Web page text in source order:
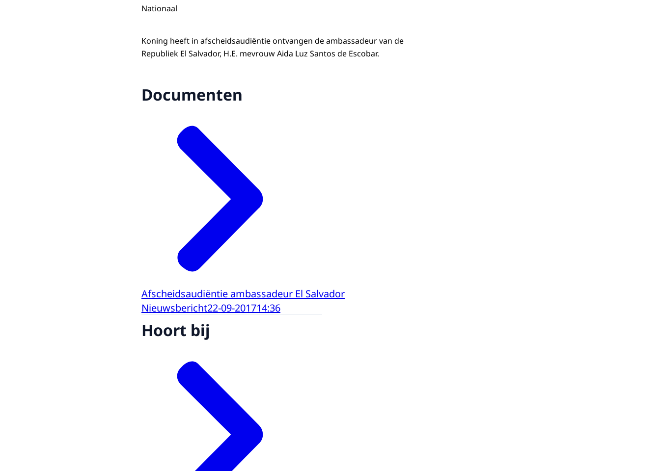
Nationaal
Koning heeft in afscheidsaudiëntie ontvangen de ambassadeur van de
Republiek El Salvador, H.E. mevrouw Aida Luz Santos de Escobar.
Documenten
Afscheidsaudiëntie ambassadeur El Salvador
Nieuwsbericht22-09-201714:36
Hoort bij